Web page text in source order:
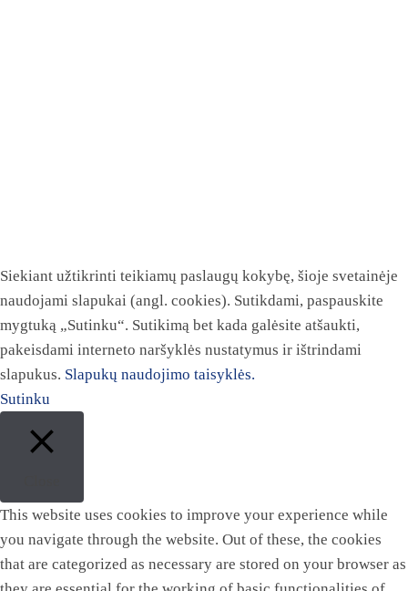
Siekiant užtikrinti teikiamų paslaugų kokybę, šioje svetainėje
naudojami slapukai (angl. cookies). Sutikdami, paspauskite
mygtuką „Sutinku“. Sutikimą bet kada galėsite atšaukti,
pakeisdami interneto naršyklės nustatymus ir ištrindami
slapukus. Slapukų naudojimo taisyklės.
Sutinku
This website uses cookies to improve your experience while
you navigate through the website. Out of these, the cookies
that are categorized as necessary are stored on your browser as